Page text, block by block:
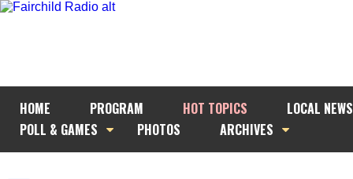
HOME PROGRAM HOT TOPICS
LOCAL NEWS
POLL & GAMES
PHOTOS ARCHIVES